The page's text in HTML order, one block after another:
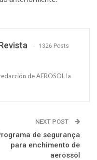
1326 Posts
de AEROSOL la
NEXT POST
de segurança
para enchimento de
aerossol